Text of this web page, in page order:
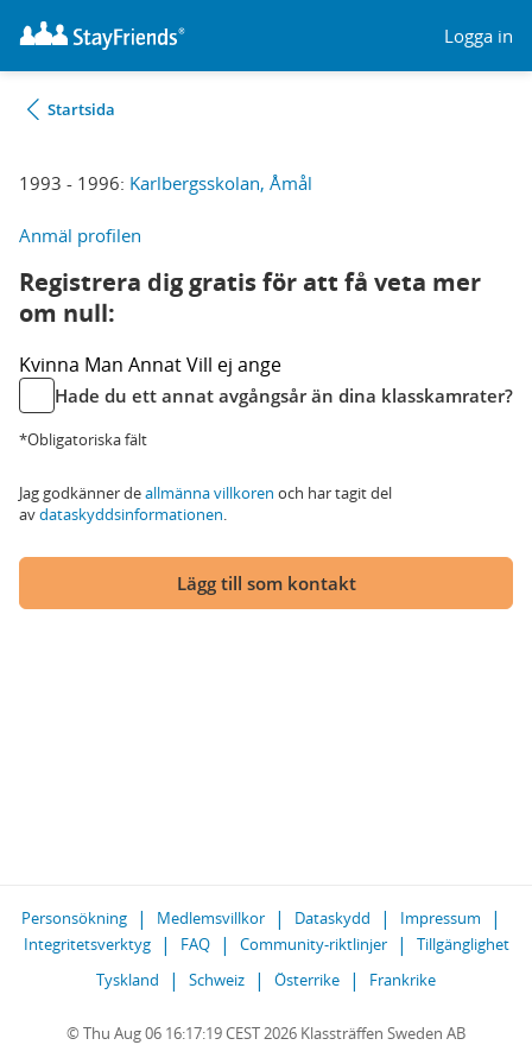
Logga in
Startsida
1993 - 1996: Karlbergsskolan, Åmål
Anmäl profilen
Registrera dig gratis för att få veta mer
om null:
Kvinna Man AnnatVill ej ange
Hade du ett annat avgångsår än dina klasskamrater?
*Obligatoriska fält
Jag godkänner deallmänna villkoren och har tagit del
avdataskyddsinformationen.
Lägg till som kontakt
Personsökning Medlemsvillkor Dataskydd
Impressum
Integritetsverktyg
FAQ Community-riktlinjer
Tillgänglighet
Tyskland
Schweiz Österrike Frankrike
© Thu Aug 06 16:17:19 CEST 2026 Klassträffen Sweden AB